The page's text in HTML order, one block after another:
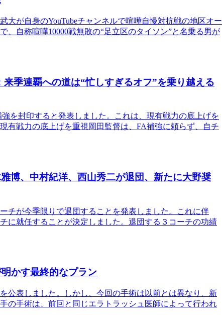
が自身のYouTubeチャンネルで喧嘩自慢対抗戦の地区オー
自称喧嘩10000戦無敗の“足立区のタイソン”と名乗る男が
季連覇への道は“忙しすぎるオフ”を乗り越える
を封印すると発表しました。これは、現有戦力の底上げを
有戦力の底上げを重視岡田監督は、FA補強に頼らず、自チ
博、中村紀洋、西山秀二が退団、新たに大野奨
チが今季限りで退団することを発表しました。これに伴
に就任することが決定しました。退団する３コーチの功績
かす最終的なプラン
公表しました。しかし、今回の手術は以前とは異なり、新
の手術は、前回と同じエラトラッシュ医師によって行われ